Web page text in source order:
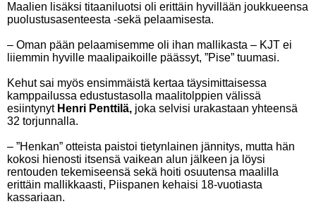
Maalien lisäksi titaaniluotsi oli erittäin hyvillään joukkueensa
puolustusasenteesta -sekä pelaamisesta.
– Oman pään pelaamisemme oli ihan mallikasta – KJT ei
liiemmin hyville maalipaikoille päässyt, ”Pise” tuumasi.
Kehut sai myös ensimmäistä kertaa täysimittaisessa
kamppailussa edustustasolla maalitolppien välissä
esiintynyt Henri Penttilä, joka selvisi urakastaan yhteensä
32 torjunnalla.
– ”Henkan” otteista paistoi tietynlainen jännitys, mutta hän
kokosi hienosti itsensä vaikean alun jälkeen ja löysi
rentouden tekemiseensä sekä hoiti osuutensa maalilla
erittäin mallikkaasti, Piispanen kehaisi 18-vuotiasta
kassariaan.